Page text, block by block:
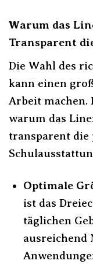
Warum das
Transparent
Die Wahl des
kann einen
Arbeit machen.
warum das
transparent
Optimale
ist das
täglichen
ausreichend